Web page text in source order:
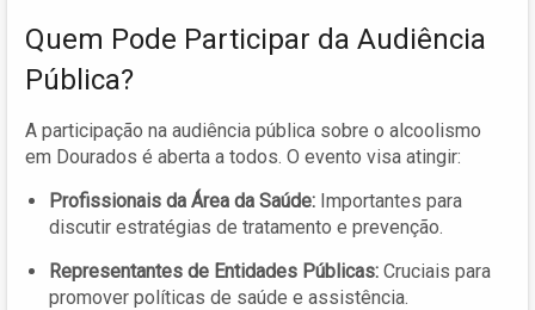
Quem Pode Participar da Audiência
Pública?
A participação na audiência pública sobre o alcoolismo
em Dourados é aberta a todos. O evento visa atingir:
Profissionais da Área da Saúde: Importantes para
discutir estratégias de tratamento e prevenção.
Representantes de Entidades Públicas: Cruciais para
promover políticas de saúde e assistência.